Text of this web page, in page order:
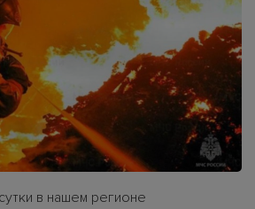
в нашем регионе